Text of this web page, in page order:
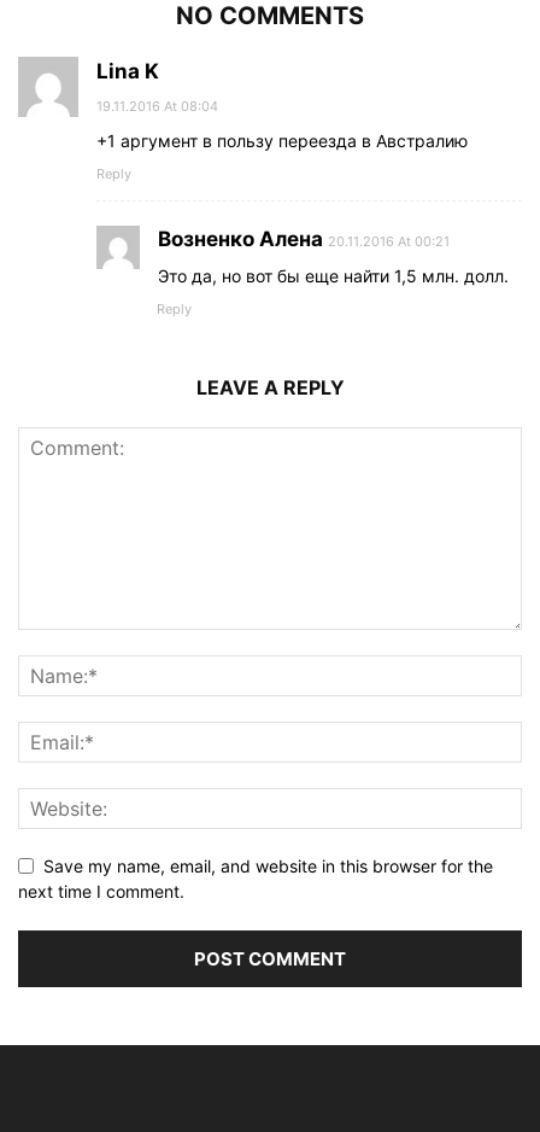
NO COMMENTS
Lina K
19.11.2016 At 08:04
+1 аргумент в пользу переезда в Австралию
Reply
Возненко Алена 20.11.2016 At 00:21
Это да, но вот бы еще найти 1,5 млн. долл.
Reply
LEAVE A REPLY
Save my name, email, and website in this browser for the
next time I comment.